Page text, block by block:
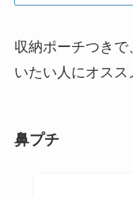
収納ポーチつきで
いたい人にオスス
鼻プチ